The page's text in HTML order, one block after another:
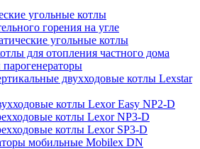
угольные котлы
горения на угле
угольные котлы
для отопления частного дома
двухходовые котлы Lexstar
котлы Lexor Easy NP2-D
котлы Lexor NP3-D
котлы Lexor SP3-D
мобильные Mobilex DN